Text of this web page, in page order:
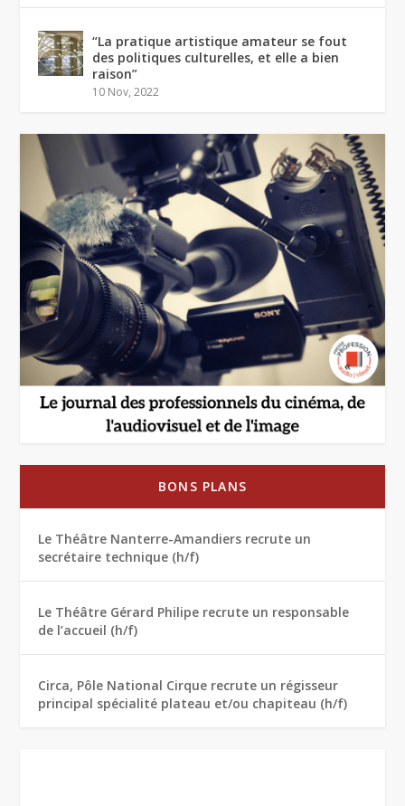
“La pratique artistique amateur se fout
des politiques culturelles, et elle a bien
raison”
10 Nov, 2022
BONS PLANS
Le Théâtre Nanterre-Amandiers recrute un
secrétaire technique (h/f)
Le Théâtre Gérard Philipe recrute un responsable
de l’accueil (h/f)
Circa, Pôle National Cirque recrute un régisseur
principal spécialité plateau et/ou chapiteau (h/f)